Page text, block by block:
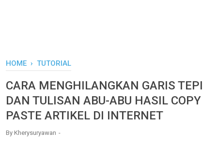
HOME › TUTORIAL
CARA MENGHILANGKAN GARIS TEPI
DAN TULISAN ABU-ABU HASIL COPY
PASTE ARTIKEL DI INTERNET
By Kherysuryawan